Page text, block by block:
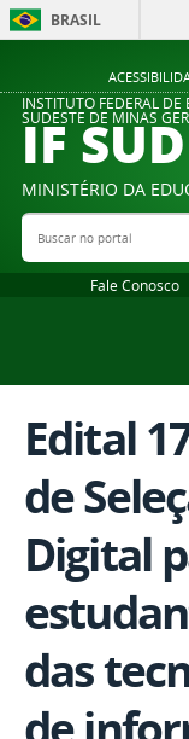
BRASIL
INSTITUTO FEDERAL
SUDESTE DE MINAS
IF
MINISTÉRIO DA
Buscar no portal
Fale Conosco
Edital
de
Digital
das